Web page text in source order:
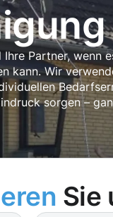
Partner, wenn
Wir
sorgen –
Sie